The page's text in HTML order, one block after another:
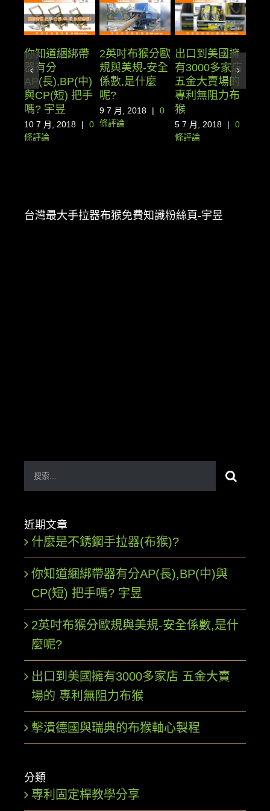
2英吋布猴分歐
規與美規-安全
係數,是什麼
呢?
9 7 月, 2018
條評論
出口到美國擁
有3000多家店
五金大賣場的
專利無阻力布
猴
5 7 月, 2018
擊潰德國與瑞
典的布猴軸心
製程
5 7 月, 2018
台灣最大手拉器布猴免費知識粉絲頁-宇昱
搜
索
果：
近期文章
什麼是不銹鋼手拉器(布猴)?
你知道綑綁帶器有分AP(長),BP(中)與
CP(短) 把手嗎? 宇昱
2英吋布猴分歐規與美規-安全係數,是什
麼呢?
出口到美國擁有3000多家店 五金大賣
場的 專利無阻力布猴
擊潰德國與瑞典的布猴軸心製程
分類
專利固定桿教學分享